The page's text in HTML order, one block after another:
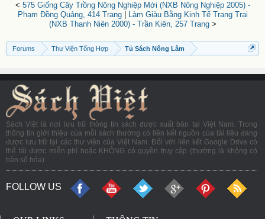
< 575 Giống Cây Trồng Nông Nghiệp Mới (NXB Nông Nghiệp 2005) -
Phạm Đồng Quảng, 414 Trang|
Làm Giàu Bằng Kinh Tế Trang Trại
(NXB Thanh Niên 2000) - Trần Kiên, 257 Trang>
Forums Thư Viện Tổng Hợp Tủ Sách Nông Lâm
Sách Việt là nơi lưu trữ thông tin sách được xuất bản tại Việt Nam. Trong
thông tin giới thiệu của mỗi sách thường có liên kết nguồn của tài liệu đang
được lưu trữ tại các thư viện của Việt Nam. Đối với liên kết Google Drive có
thể tải được miễn phí hoặc KHÔNG có quyền truy cập (thường là không có
bản số hóa).
FOLLOW US